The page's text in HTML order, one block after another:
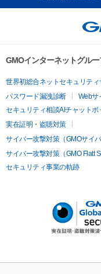
GMOインターネットグル
世界初総合ネットセキュリティ
パスワード漏洩診断
Webサ
セキュリティ相談AIチャットボ
実在証明・盗聴対策
サイバー攻撃対策（GMOサイ
サイバー攻撃対策（GMO Flatt
セキュリティ事業の軌跡